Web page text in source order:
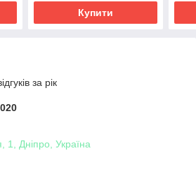
Купити
за рік
1, Дніпро, Україна